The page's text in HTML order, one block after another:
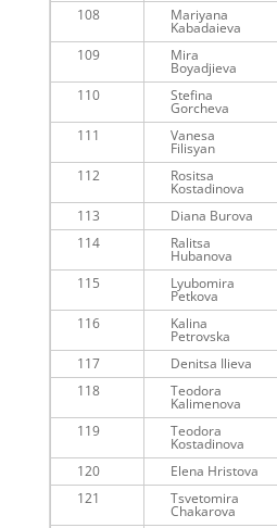
108 Mariyana
Kabadaieva
109 Mira
Boyadjieva
110 Stefina
Gorcheva
111 Vanesa
Filisyan
112 Rositsa
Kostadinova
113 Diana Burova
114
Ralitsa
Hubanova
115 Lyubomira
Petkova
116 Kalina
Petrovska
117 Denitsa Ilieva
118
Teodora
Kalimenova
119 Teodora
Kostadinova
120 Elena Hristova
121
Tsvetomira
Chakarova